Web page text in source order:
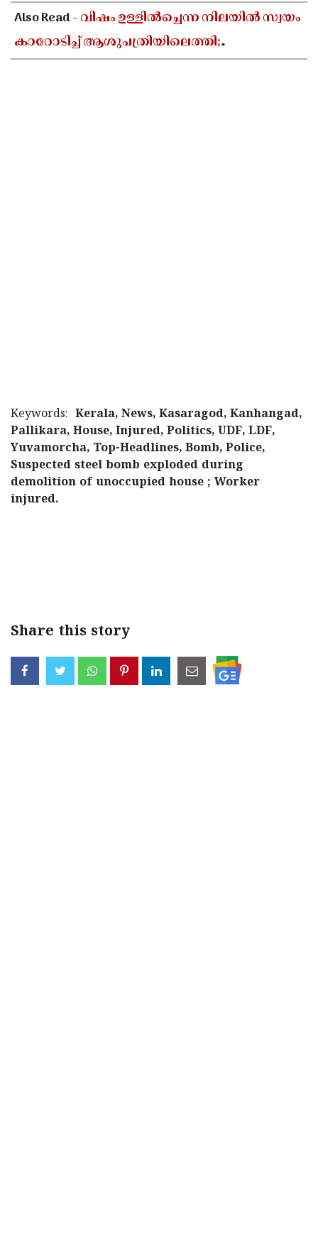
Also Read -വിഷം ഉള്ളിൽച്ചെന്ന നിലയിൽ സ്വയം
കാറോടിച്ച് ആശുപത്രിയിലെത്തി;
Keywords: Kerala, News, Kasaragod, Kanhangad,
Pallikara, House, Injured, Politics, UDF, LDF,
Yuvamorcha, Top-Headlines, Bomb, Police,
Suspected steel bomb exploded during
demolition of unoccupied house ; Worker
injured.
Share this story